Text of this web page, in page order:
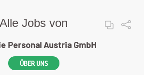
Alle Jobs von
Personal Austria GmbH
ÜBER UNS